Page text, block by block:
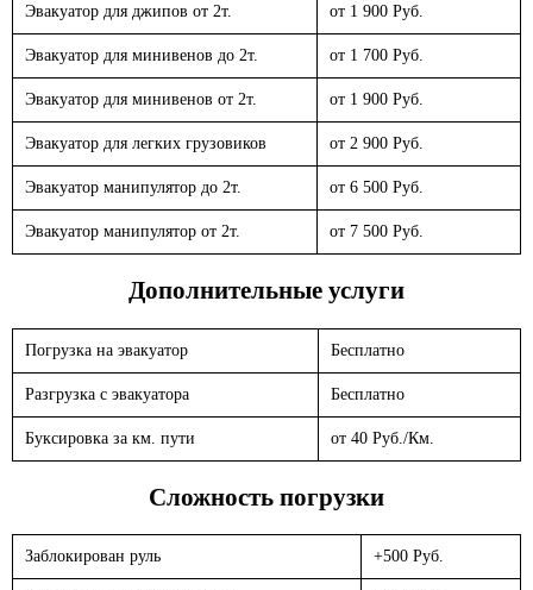
Эвакуатор для джипов от 2т. от 1 900 Руб.
Эвакуатор для минивенов до 2т. от 1 700 Руб.
Эвакуатор для минивенов от 2т. от 1 900 Руб.
Эвакуатор для легких грузовиков от 2 900 Руб.
Эвакуатор манипулятор до 2т. от 6 500 Руб.
Эвакуатор манипулятор от 2т. от 7 500 Руб.
Дополнительные услуги
Погрузка на эвакуатор Бесплатно
Разгрузка с эвакуатора Бесплатно
Буксировка за км. пути от 40 Руб./Км.
Сложность погрузки
Заблокирован руль +500 Руб.